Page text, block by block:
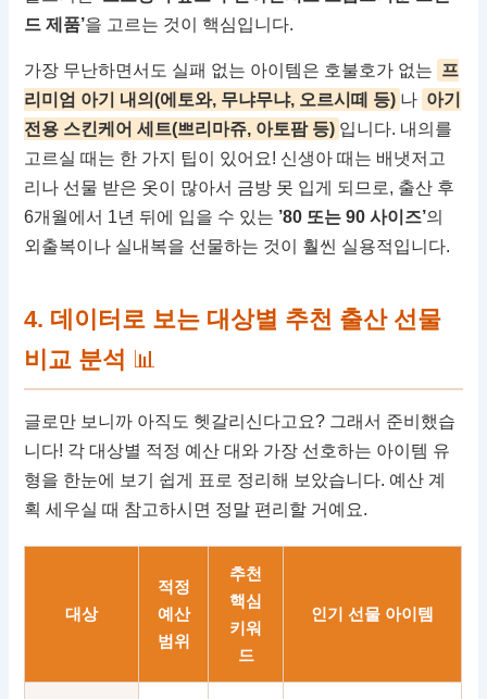
드 제품’을 고르는 것이 핵심입니다.
가장 무난하면서도 실패 없는 아이템은 호불호가 없는 프
리미엄 아기 내의(에토와, 무냐무냐, 오르시떼 등) 나 아기
전용 스킨케어 세트(쁘리마쥬, 아토팜 등) 입니다. 내의를
고르실 때는 한 가지 팁이 있어요! 신생아 때는 배냇저고
리나 선물 받은 옷이 많아서 금방 못 입게 되므로, 출산 후
6개월에서 1년 뒤에 입을 수 있는 ’80 또는 90 사이즈’의
외출복이나 실내복을 선물하는 것이 훨씬 실용적입니다.
4. 데이터로 보는 대상별 추천 출산 선물
비교 분석 📊
글로만 보니까 아직도 헷갈리신다고요? 그래서 준비했습
니다! 각 대상별 적정 예산 대와 가장 선호하는 아이템 유
형을 한눈에 보기 쉽게 표로 정리해 보았습니다. 예산 계
획 세우실 때 참고하시면 정말 편리할 거예요.
대상
적정
예산
범위
추천
핵심
키워
드
인기 선물 아이템